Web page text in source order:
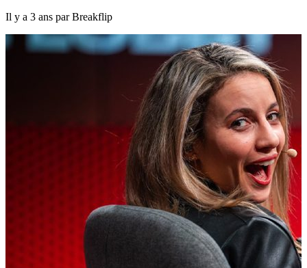
Il y a 3 ans par Breakflip